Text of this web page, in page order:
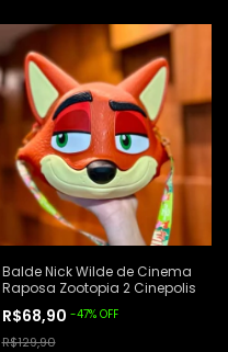
Balde Nick Wilde de Cinema
Raposa Zootopia 2 Cinepolis
R$68,90 -47% OFF
R$129,90